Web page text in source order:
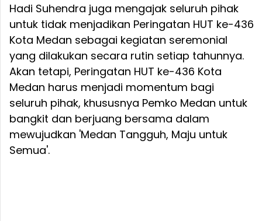
Hadi Suhendra juga mengajak seluruh pihak
untuk tidak menjadikan Peringatan HUT ke-436
Kota Medan sebagai kegiatan seremonial
yang dilakukan secara rutin setiap tahunnya.
Akan tetapi, Peringatan HUT ke-436 Kota
Medan harus menjadi momentum bagi
seluruh pihak, khususnya Pemko Medan untuk
bangkit dan berjuang bersama dalam
mewujudkan 'Medan Tangguh, Maju untuk
Semua'.